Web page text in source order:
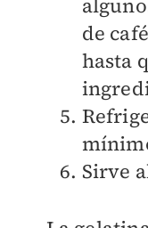
de
hasta
Sirve